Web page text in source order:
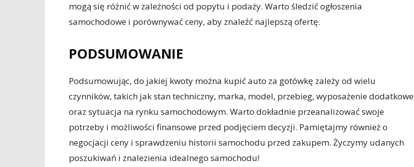
mogą się różnić w zależności od popytu i podaży. Warto śledzić ogłoszenia
samochodowe i porównywać ceny, aby znaleźć najlepszą ofertę.
PODSUMOWANIE
Podsumowując, do jakiej kwoty można kupić auto za gotówkę zależy od wielu
czynników, takich jak stan techniczny, marka, model, przebieg, wyposażenie dodatkowe
oraz sytuacja na rynku samochodowym. Warto dokładnie przeanalizować swoje
potrzeby i możliwości finansowe przed podjęciem decyzji. Pamiętajmy również o
negocjacji ceny i sprawdzeniu historii samochodu przed zakupem. Życzymy udanych
poszukiwań i znalezienia idealnego samochodu!